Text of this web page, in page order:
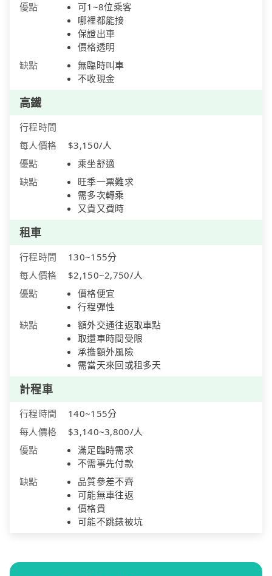
優點
可1~8位乘客
哪裡都能接
保證出車
價格透明
缺點
無臨時叫車
不收現金
高鐵
行程時間
每人價格
$3,150/人
優點
乘坐舒適
缺點
旺季一票難求
需多次轉乘
又貴又費時
租車
行程時間
130~155分
每人價格
$2,150~2,750/人
優點
價格便宜
行程彈性
缺點
額外交通往返取車點
取還車時間受限
承擔額外風險
需當天來回或租多天
計程車
行程時間
140~155分
每人價格
$3,140~3,800/人
優點
滿足臨時需求
不需事先付款
缺點
品質參差不齊
可能無車往返
價格貴
可能不跳錶被坑